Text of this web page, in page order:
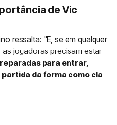
de Vic
ressalta: "E, se em qualquer
jogadoras precisam estar
para entrar,
da forma como ela